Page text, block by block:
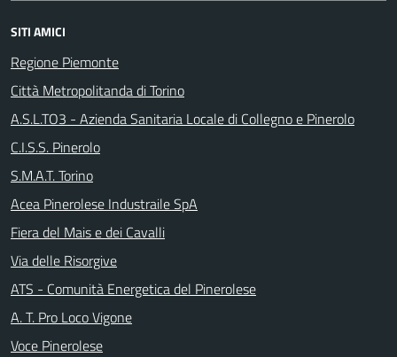
SITI AMICI
Regione Piemonte
Città Metropolitanda di Torino
A.S.L.TO3 - Azienda Sanitaria Locale di Collegno e Pinerolo
C.I.S.S. Pinerolo
S.M.A.T. Torino
Acea Pinerolese Industraile SpA
Fiera del Mais e dei Cavalli
Via delle Risorgive
ATS - Comunità Energetica del Pinerolese
A. T. Pro Loco Vigone
Voce Pinerolese